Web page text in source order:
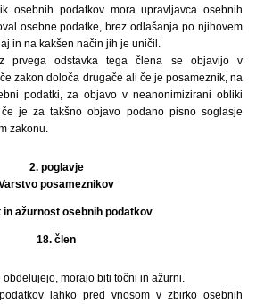
osebnih podatkov mora upravljavca osebnih
osebne podatke, brez odlašanja po njihovem
in na kakšen način jih je uničil.
prvega odstavka tega člena se objavijo v
zakon določa drugače ali če je posameznik, na
podatki, za objavo v neanonimizirani obliki
je za takšno objavo podano pisno soglasje
zakonu.
2. poglavje
posameznikov
in ažurnost osebnih podatkov
18. člen
morajo biti točni in ažurni.
lahko pred vnosom v zbirko osebnih